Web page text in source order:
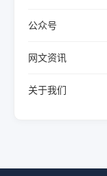
公众号
网文资讯
关于我们